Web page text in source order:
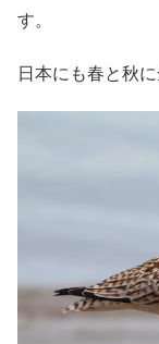
す。
日本にも春と秋